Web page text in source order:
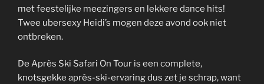
met feestelijke meezingers en lekkere dance hits!
Twee ubersexy Heidi’s mogen deze avond ook niet
ontbreken.
De Après Ski Safari On Tour is een complete,
knotsgekke après-ski-ervaring dus zet je schrap, want